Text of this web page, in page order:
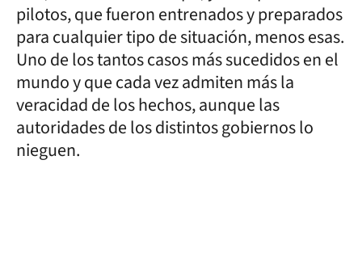
pilotos, que fueron entrenados y preparados
para cualquier tipo de situación, menos esas.
Uno de los tantos casos más sucedidos en el
mundo y que cada vez admiten más la
veracidad de los hechos, aunque las
autoridades de los distintos gobiernos lo
nieguen.